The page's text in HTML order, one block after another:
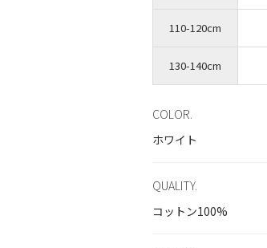
110-120cm
130-140cm
COLOR.
ホワイト
QUALITY.
コットン100%